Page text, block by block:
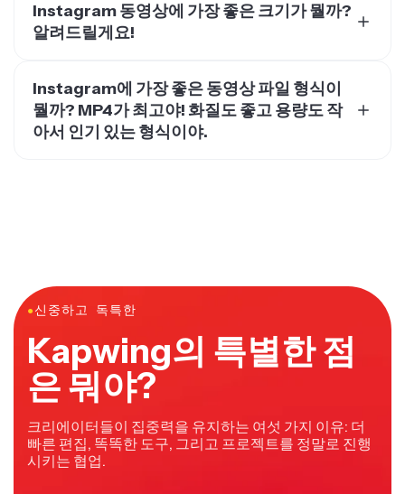
어요. 동영상을 Kapwing에 업로드하고, 리사이즈 캔버스
기능을 열고, 필요한 화면 비율을 선택하세요. 끝!
알려드릴게요!
Instagram 피드 게시물: 1080 x 1080px (가로) 또는 1080
x 1350 픽셀 (세로), 화면 비율 1:1 (가로) 또는 4:5 (세로). 4.
Instagram Live: 1080 x 1920px, 화면 비율 9:16.
뭘까? MP4가 최고야! 화질도 좋고 용량도 작
아서 인기 있는 형식이야.
●신중하고 독특한
Kapwing의 특별한 점
은 뭐야?
크리에이터들이 집중력을 유지하는 여섯 가지 이유: 더
빠른 편집, 똑똑한 도구, 그리고 프로젝트를 정말로 진행
시키는 협업.